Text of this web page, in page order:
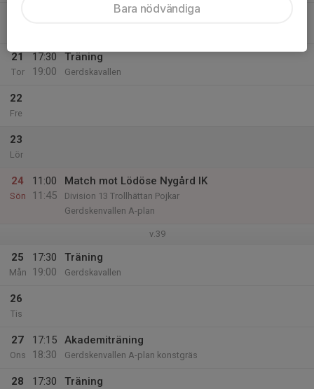
21
Tor
17:30
19:00
Träning
Gerdskavallen
22
Fre
23
Lör
24
Sön
11:00
11:45
Match mot Lödöse Nygård IK
Division 13 Trollhättan Pojkar
Gerdskenvallen A-plan
v.39
25
Mån
17:30
19:00
Träning
Gerdskavallen
26
Tis
27
Ons
17:15
18:30
Akademiträning
Gerdskenvallen A-plan konstgräs
28
17:30
Träning
Bara nödvändiga